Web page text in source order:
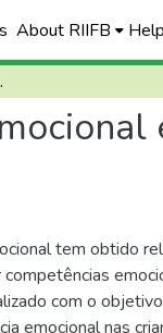
About RIIFB Help
básica
tem obtido
com o
emocional nas